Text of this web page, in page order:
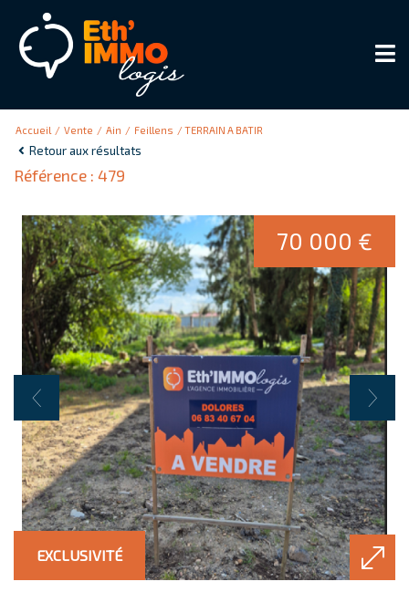
Accueil Vente Ain Feillens TERRAIN A BATIR
Retour aux résultats
Référence : 479
EXCLUSIVITÉ
70 000 €